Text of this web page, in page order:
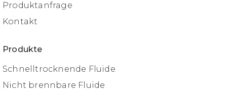
Produktanfrage
Kontakt
Produkte
Schnelltrocknende Fluide
Nicht brennbare Fluide